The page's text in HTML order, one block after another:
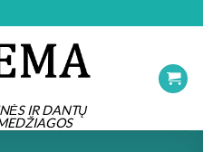
IR DANTŲ